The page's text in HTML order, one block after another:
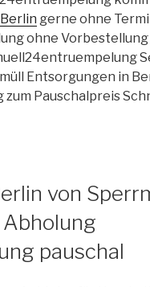
gerne ohne
ohne Vorbestellung
Entsorgungen in
zum Pauschalpreis
von
pauschal